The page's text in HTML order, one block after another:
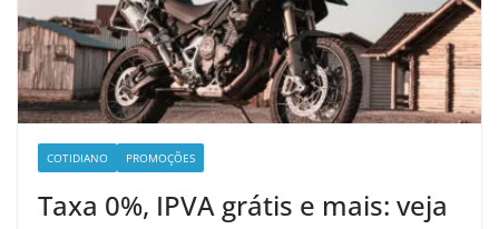
COTIDIANO PROMOÇÕES
Taxa 0%, IPVA grátis e mais: veja